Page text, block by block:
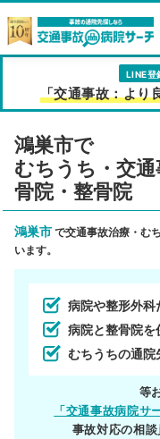
LINE登
「交通事故：より
鴻巣市で
むちうち・交
骨院・整骨院
鴻巣市 で交通事故治療・む
います。
病院や整形外科
病院と整骨院を
むちうちの通
等
「交通事故病院サ
事故対応の相談